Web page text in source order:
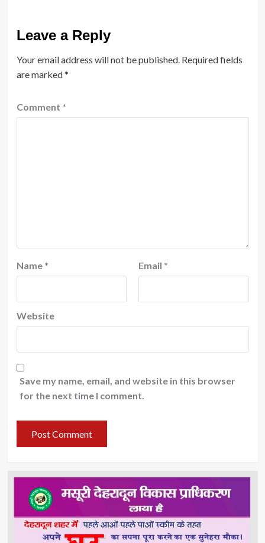
Leave a Reply
Your email address will not be published. Required fields
are marked*
Comment *
Name * Email *
Website
Save my name, email, and website in this browser
for the next time I comment.